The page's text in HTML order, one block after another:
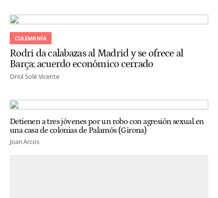
CULEMANÍA
Rodri da calabazas al Madrid y se ofrece al
Barça: acuerdo económico cerrado
Oriol Solé Vicente
Detienen a tres jóvenes por un robo con agresión sexual en
una casa de colonias de Palamós (Girona)
Joan Arcos